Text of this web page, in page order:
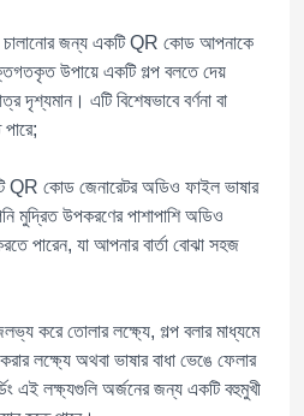
জন্য একটি QR কোড আপনাকে
উপায়ে একটি গল্প বলতে দেয়
দৃশ্যমান। এটি বিশেষভাবে বর্ণনা বা
QR কোড জেনারেটর অডিও ফাইল ভাষার
মুদ্রিত উপকরণের পাশাপাশি অডিও
পারেন, যা আপনার বার্তা বোঝা সহজ
করে তোলার লক্ষ্যে, গল্প বলার মাধ্যমে
লক্ষ্যে অথবা ভাষার বাধা ভেঙে ফেলার
এই লক্ষ্যগুলি অর্জনের জন্য একটি বহুমুখী